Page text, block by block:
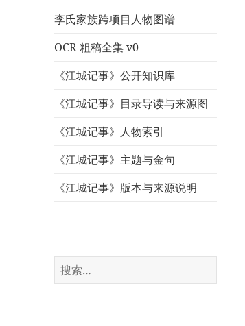
李氏家族跨项目人物图谱
OCR 粗稿全集 v0
《江城记事》公开知识库
《江城记事》目录导读与来源图
《江城记事》人物索引
《江城记事》主题与金句
《江城记事》版本与来源说明
搜
索：